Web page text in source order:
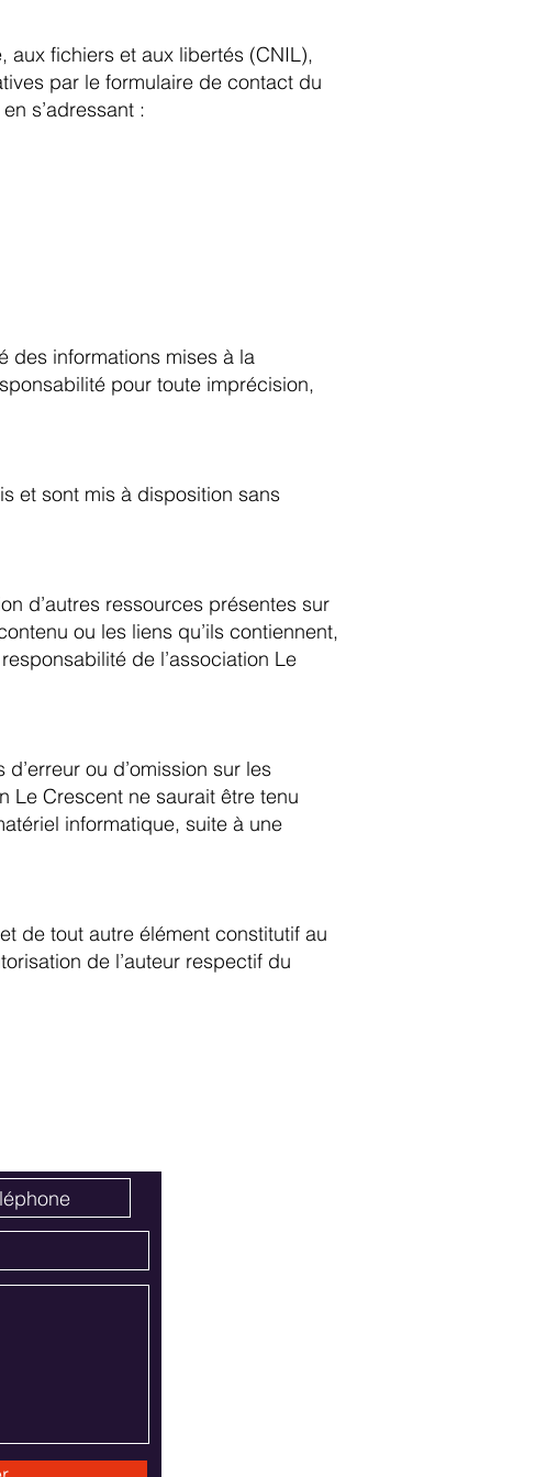
aux fichiers et aux libertés (CNIL),
par le formulaire de contact du
s’adressant :
des informations mises à la
pour toute imprécision,
et sont mis à disposition sans
d’autres ressources présentes sur
ou les liens qu’ils contiennent,
de l’association Le
ou d’omission sur les
Le Crescent ne saurait être tenu
informatique, suite à une
de tout autre élément constitutif au
de l’auteur respectif du